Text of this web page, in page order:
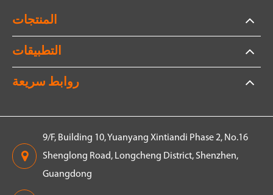
المنتجات
التطبيقات
روابط سريعة
9/F, Building 10, Yuanyang Xintiandi Phase 2, No.16
Shenglong Road, Longcheng District, Shenzhen,
Guangdong